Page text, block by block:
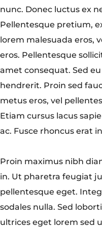
nunc. Donec luctus ex
Pellentesque pretium,
lorem malesuada eros,
eros. Pellentesque
amet consequat. Sed
hendrerit. Proin sed
metus eros, vel
Etiam cursus lacus
ac. Fusce rhoncus erat
Proin maximus nibh
in. Ut pharetra feugiat
pellentesque eget.
sodales nulla. Sed
ultrices eget lorem sed